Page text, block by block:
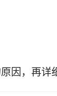
因，再详